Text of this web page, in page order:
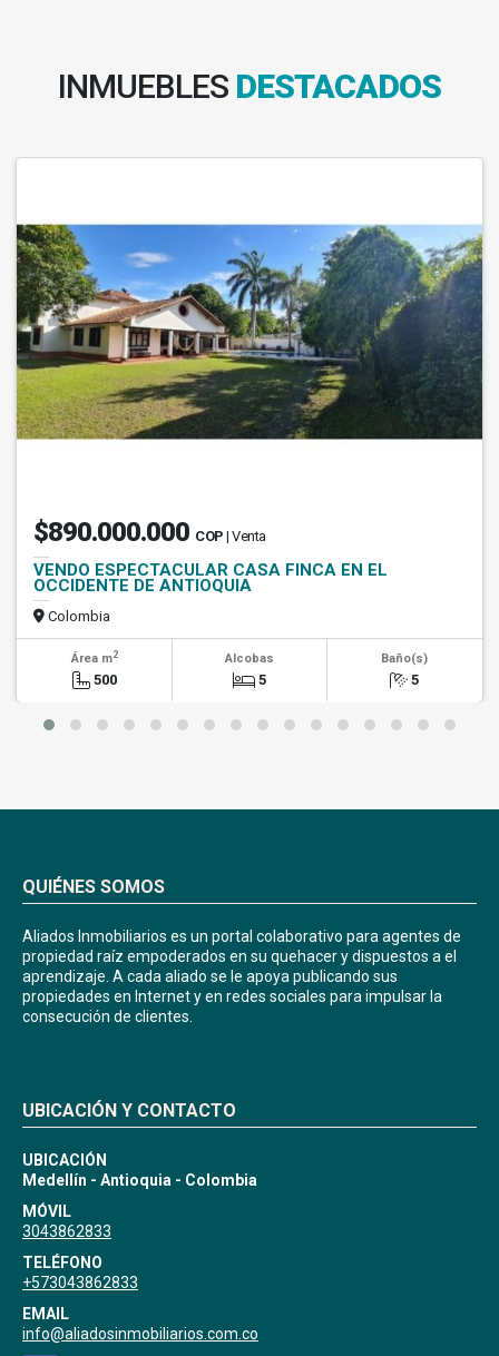
INMUEBLES DESTACADOS
$890.000.000 COP | Venta
VENDO ESPECTACULAR CASA FINCA EN EL
OCCIDENTE DE ANTIOQUIA
Colombia
Área m2
500
Alcobas
5
Baño(s)
5
QUIÉNES SOMOS
Aliados Inmobiliarios es un portal colaborativo para agentes de
propiedad raíz empoderados en su quehacer y dispuestos a el
aprendizaje. A cada aliado se le apoya publicando sus
propiedades en Internet y en redes sociales para impulsar la
consecución de clientes.
UBICACIÓN Y CONTACTO
UBICACIÓN
Medellín - Antioquia - Colombia
MÓVIL
3043862833
TELÉFONO
+573043862833
EMAIL
info@aliadosinmobiliarios.com.co